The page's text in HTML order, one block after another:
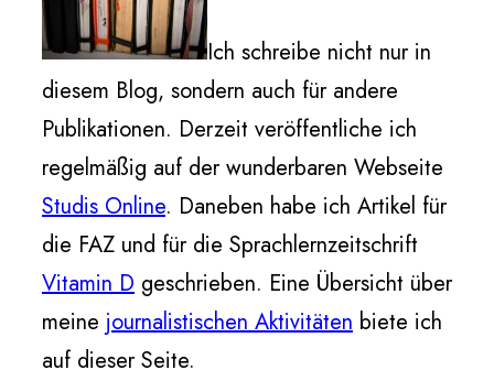
Ich schreibe nicht nur in
diesem Blog, sondern auch für andere
Publikationen. Derzeit veröffentliche ich
regelmäßig auf der wunderbaren Webseite
Studis Online. Daneben habe ich Artikel für
die FAZ und für die Sprachlernzeitschrift
Vitamin D geschrieben. Eine Übersicht über
meine journalistischen Aktivitäten biete ich
auf dieser Seite.